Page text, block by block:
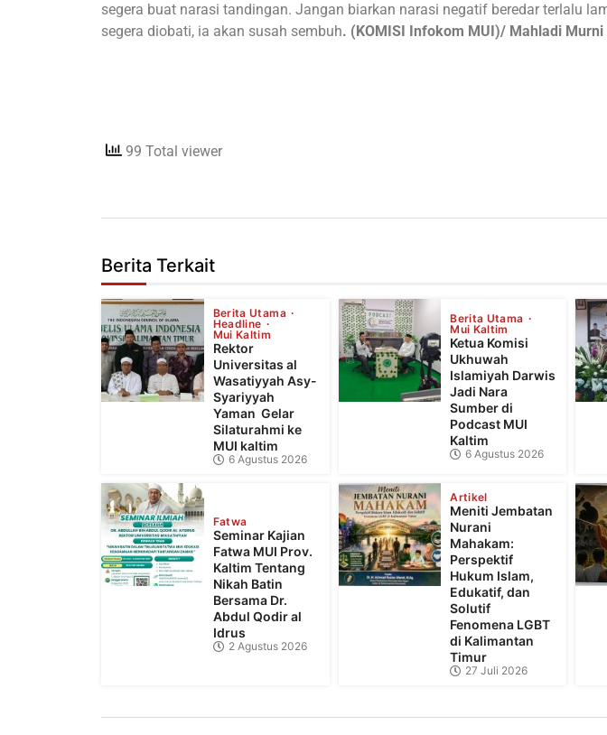
segera buat narasi tandingan. Jangan biarkan narasi negatif beredar terlalu
segera diobati, ia akan susah sembuh. (KOMISI Infokom MUI)/ Mahladi Murni
99 Total viewer
Berita Terkait
Berita Utama
Headline
Mui Kaltim
Rektor
Universitas al
Wasatiyyah Asy-
Syariyyah
Yaman Gelar
Silaturahmi ke
MUI kaltim
6 Agustus 2026
Berita Utama
Mui Kaltim
Ketua Komisi
Ukhuwah
Islamiyah Darwis
Jadi Nara
Sumber di
Podcast MUI
Kaltim
6 Agustus 2026
Fatwa
Seminar Kajian
Fatwa MUI Prov.
Kaltim Tentang
Nikah Batin
Bersama Dr.
Abdul Qodir al
Idrus
2 Agustus 2026
Artikel
Meniti Jembatan
Nurani
Mahakam:
Perspektif
Hukum Islam,
Edukatif, dan
Solutif
Fenomena LGBT
di Kalimantan
Timur
27 Juli 2026